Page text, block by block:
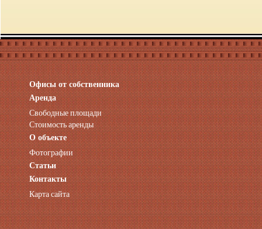
Офисы от собственника
Аренда нежилых помещений
Аренда помещений от собственника
Аренда конференц-зала СПб
Офисы у метро
Офисы в Адмиралтейском районе
Помещения с отдельным входом
Небольшие офисы
Аренда офиса около метро
Снять помещение у метро
Аренда помещений у метро
Аренда помещений район Адмиралтейский
Аренда офиса Технологический институт
Аренда помещений Фрунзенская
Аренда
Свободные площади
Стоимость аренды
О объекте
Фотографии
Статьи
Контакты
Карта сайта